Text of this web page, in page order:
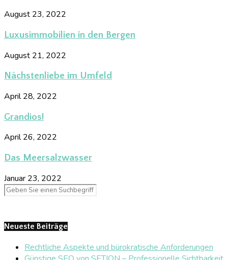
August 23, 2022
Luxusimmobilien in den Bergen
August 21, 2022
Nächstenliebe im Umfeld
April 28, 2022
Grandios!
April 26, 2022
Das Meersalzwasser
Januar 23, 2022
Neueste Beiträge
Rechtliche Aspekte und bürokratische Anforderungen